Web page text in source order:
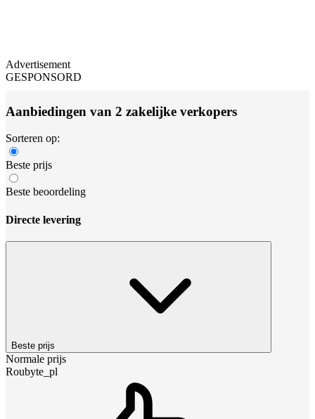
Advertisement
GESPONSORD
Aanbiedingen van 2 zakelijke verkopers
Sorteren op:
Beste prijs
Beste beoordeling
Directe levering
Beste prijs
Normale prijs
Roubyte_pl